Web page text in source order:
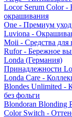
Locor Serum Color -
окрашивания
One - Премиум уход
Luviona -
Moii - Средства для
Rufor - Бережное
Londa (Германия)
Принадлежности
Londa Care -
Blondes Unlimited -
без фольги
Blondoran Blonding
Color Switch -